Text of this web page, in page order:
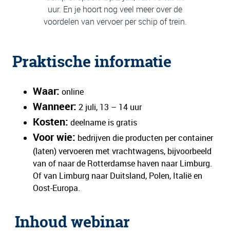
uur. En je hoort nog veel meer over de
voordelen van vervoer per schip of trein.
Praktische informatie
Waar: online
Wanneer: 2 juli, 13 – 14 uur
Kosten: deelname is gratis
Voor wie: bedrijven die producten per container
(laten) vervoeren met vrachtwagens, bijvoorbeeld
van of naar de Rotterdamse haven naar Limburg.
Of van Limburg naar Duitsland, Polen, Italië en
Oost-Europa.
Inhoud webinar